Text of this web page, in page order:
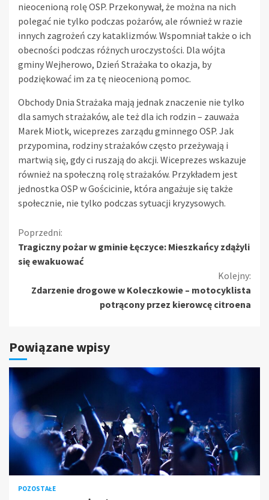
nieocenioną rolę OSP. Przekonywał, że można na nich
polegać nie tylko podczas pożarów, ale również w razie
innych zagrożeń czy kataklizmów. Wspomniał także o ich
obecności podczas różnych uroczystości. Dla wójta
gminy Wejherowo, Dzień Strażaka to okazja, by
podziękować im za tę nieocenioną pomoc.
Obchody Dnia Strażaka mają jednak znaczenie nie tylko
dla samych strażaków, ale też dla ich rodzin – zauważa
Marek Miotk, wiceprezes zarządu gminnego OSP. Jak
przypomina, rodziny strażaków często przeżywają i
martwią się, gdy ci ruszają do akcji. Wiceprezes wskazuje
również na społeczną rolę strażaków. Przykładem jest
jednostka OSP w Gościcinie, która angażuje się także
społecznie, nie tylko podczas sytuacji kryzysowych.
Kontynuuj
czytanie
Poprzedni:
Tragiczny pożar w gminie Łęczyce: Mieszkańcy zdążyli
się ewakuować
Kolejny:
Zdarzenie drogowe w Koleczkowie – motocyklista
potrącony przez kierowcę citroena
Powiązane wpisy
POZOSTAŁE